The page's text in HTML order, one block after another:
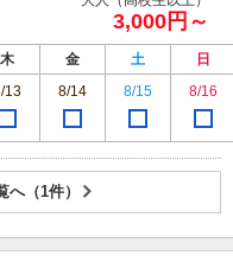
3,000円～
木 金 土
日
13 8/14 8/15 8/16
（1件）